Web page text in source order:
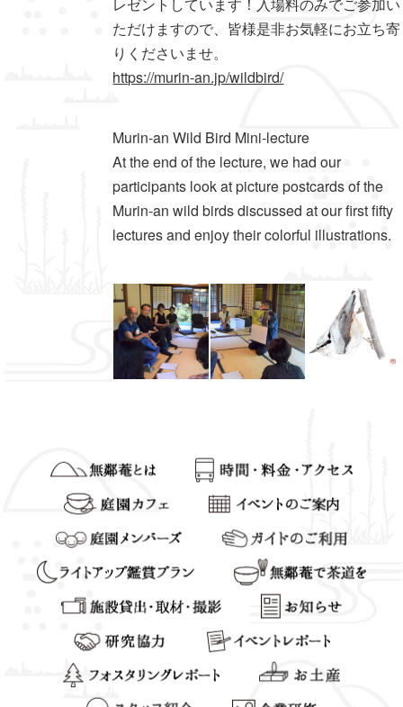
ただけますので、皆様是非お気軽にお立ち寄
りくださいませ。
https://murin-an.jp/wildbird/
Murin-an Wild Bird Mini-lecture
At the end of the lecture, we had our
participants look at picture postcards of the
Murin-an wild birds discussed at our first fifty
lectures and enjoy their colorful illustrations.